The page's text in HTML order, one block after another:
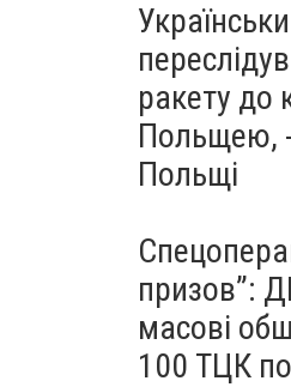
ракету до
Польщею,
Польщі
призов”:
масові
100 ТЦК по